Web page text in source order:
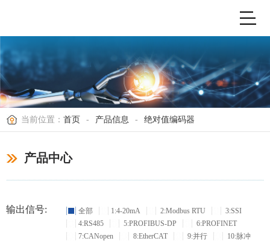
当前位置： 首页 - 产品信息 - 绝对值编码器
产品中心
输出信号: 全部 1:4-20mA 2:Modbus RTU
3:SSI
4:RS485
5:PROFIBUS-DP
6:PROFINET
7:CANopen
8:EtherCAT 9:并行
10:脉冲